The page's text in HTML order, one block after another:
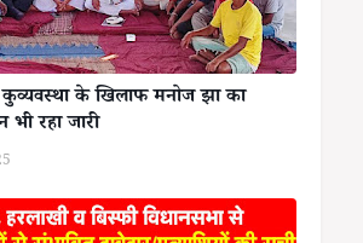
कुव्यवस्था के खिलाफ मनोज झा का
रहा जारी